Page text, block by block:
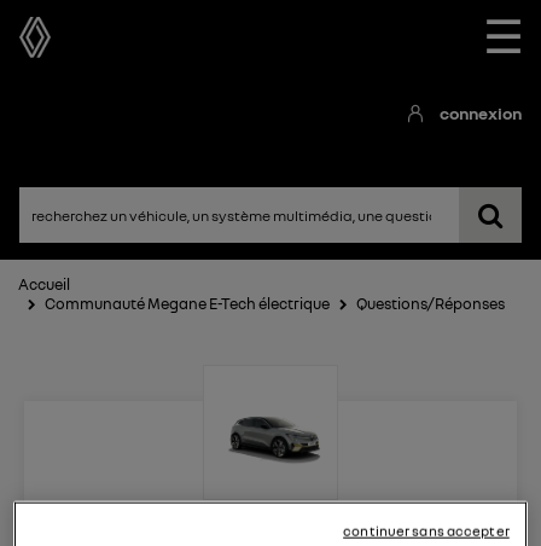
☰
connexion
Accueil
Communauté Megane E-Tech électrique
Questions/Réponses
Megane E-Tech électrique
continuer sans accepter